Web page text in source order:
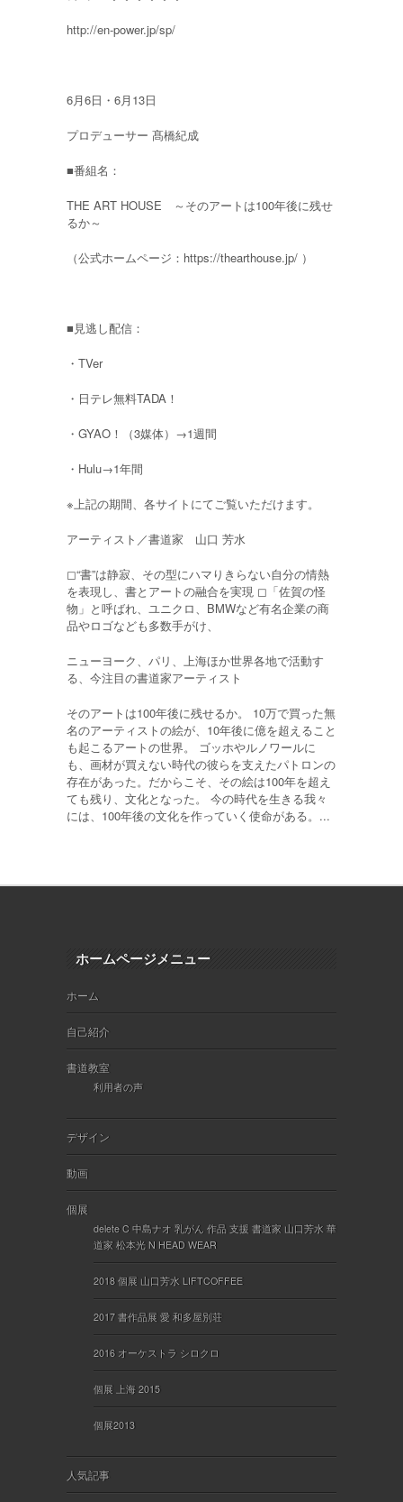
http://en-power.jp/sp/
6月6日・6月13日
プロデューサー 髙橋紀成
■番組名：
THE ART HOUSE ～そのアートは100年後に残せ
るか～
（公式ホームページ：https://thearthouse.jp/ ）
■見逃し配信：
・TVer
・日テレ無料TADA！
・GYAO！（3媒体）→1週間
・Hulu→1年間
※上記の期間、各サイトにてご覧いただけます。
アーティスト／書道家 山口 芳水
◻︎“書”は静寂、その型にハマりきらない自分の情熱
を表現し、書とアートの融合を実現 ◻︎「佐賀の怪
物」と呼ばれ、ユニクロ、BMWなど有名企業の商
品やロゴなども多数手がけ、
ニューヨーク、パリ、上海ほか世界各地で活動す
る、今注目の書道家アーティスト
そのアートは100年後に残せるか。 10万で買った無
名のアーティストの絵が、10年後に億を超えること
も起こるアートの世界。 ゴッホやルノワールに
も、画材が買えない時代の彼らを支えたパトロンの
存在があった。だからこそ、その絵は100年を超え
ても残り、文化となった。 今の時代を生きる我々
には、100年後の文化を作っていく使命がある。...
ホームページメニュー
ホーム
自己紹介
書道教室
利用者の声
デザイン
動画
個展
delete C 中島ナオ 乳がん 作品 支援 書道家 山口芳水 華
道家 松本光 N HEAD WEAR
2018 個展 山口芳水 LIFTCOFFEE
2017 書作品展 愛 和多屋別荘
2016 オーケストラ シロクロ
個展 上海 2015
個展2013
人気記事